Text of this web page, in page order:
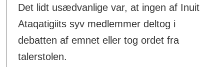
Det lidt usædvanlige var, at ingen af Inuit
Ataqatigiits syv medlemmer deltog i
debatten af emnet eller tog ordet fra
talerstolen.